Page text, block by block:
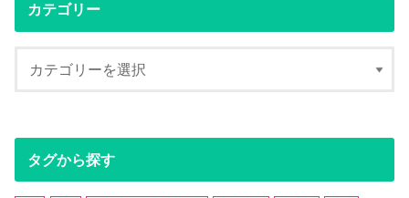
カテゴリー
タグから探す